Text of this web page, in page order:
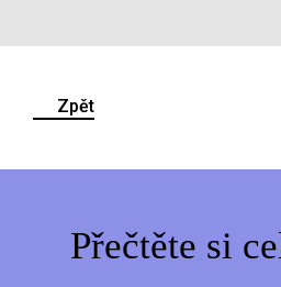
Zpět
Přečtěte si